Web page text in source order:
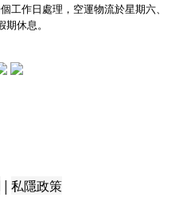
工作日處理，空運物流於星期六、
休息。
| 私隱政策